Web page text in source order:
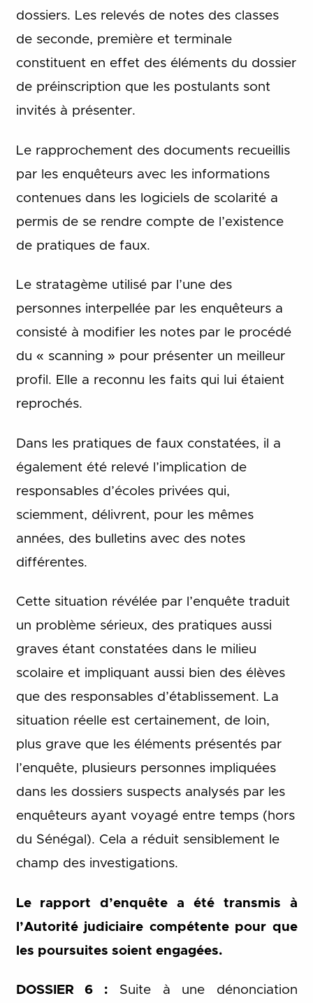
dossiers. Les relevés de notes des classes
de seconde, première et terminale
constituent en effet des éléments du dossier
de préinscription que les postulants sont
invités à présenter.
Le rapprochement des documents recueillis
par les enquêteurs avec les informations
contenues dans les logiciels de scolarité a
permis de se rendre compte de l’existence
de pratiques de faux.
Le stratagème utilisé par l’une des
personnes interpellée par les enquêteurs a
consisté à modifier les notes par le procédé
du « scanning » pour présenter un meilleur
profil. Elle a reconnu les faits qui lui étaient
reprochés.
Dans les pratiques de faux constatées, il a
également été relevé l’implication de
responsables d’écoles privées qui,
sciemment, délivrent, pour les mêmes
années, des bulletins avec des notes
différentes.
Cette situation révélée par l’enquête traduit
un problème sérieux, des pratiques aussi
graves étant constatées dans le milieu
scolaire et impliquant aussi bien des élèves
que des responsables d’établissement. La
situation réelle est certainement, de loin,
plus grave que les éléments présentés par
l’enquête, plusieurs personnes impliquées
dans les dossiers suspects analysés par les
enquêteurs ayant voyagé entre temps (hors
du Sénégal). Cela a réduit sensiblement le
champ des investigations.
Le rapport d’enquête a été transmis à
l’Autorité judiciaire compétente pour que
les poursuites soient engagées.
DOSSIER 6 : Suite à une dénonciation